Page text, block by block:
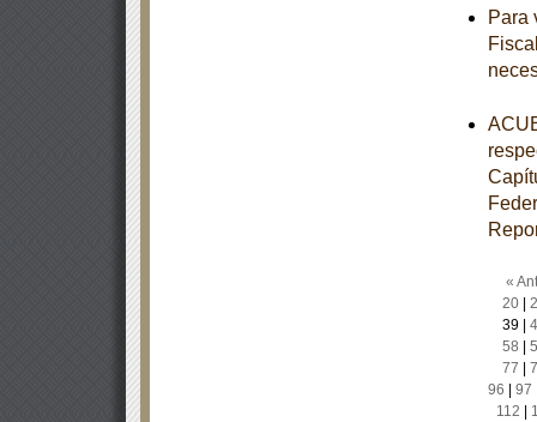
Para
«
20|
39|
58
77
96
97
112